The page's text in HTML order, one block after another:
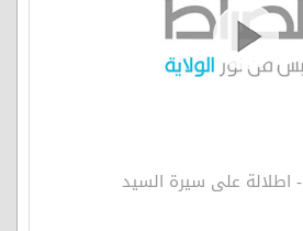
إنا على العهد 03 - اطلالة على سيرة السيد